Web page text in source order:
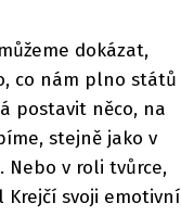
dokázat,
co nám plno států
postavit něco, na
stejně jako v
Nebo v roli tvůrce,
Krejčí svoji emotivní